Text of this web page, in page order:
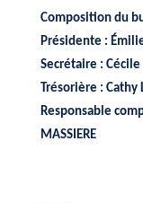
Composition du
Présidente :
Secrétaire : Cécile
Trésorière : Cathy
Responsable
MASSIERE